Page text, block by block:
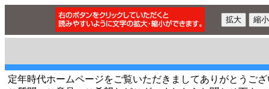
定年時代ホームページをご覧いただきましてありがとうご